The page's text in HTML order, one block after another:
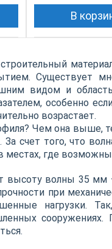
В
Существует
видом и
особенно
возрастает.
Чем она выше,
За счет того, что
местах, где возможны
волны 35 мм
при
нагрузки.